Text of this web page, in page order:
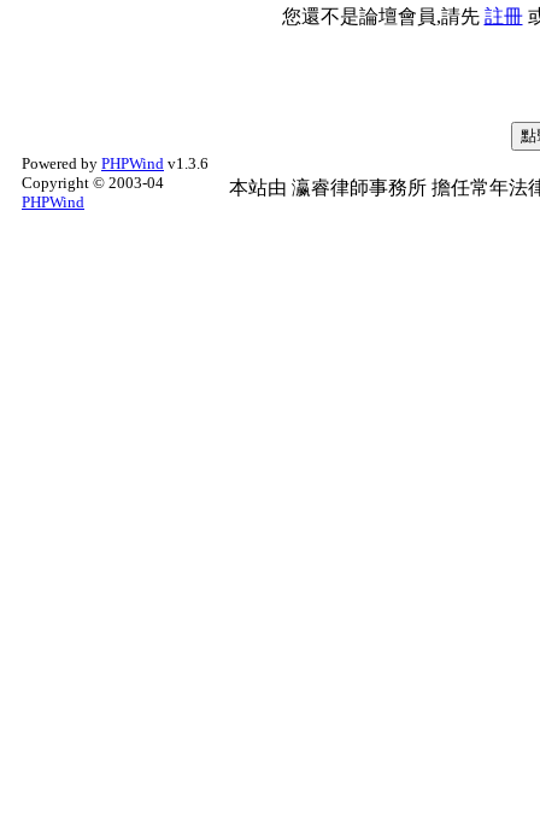
您還不是論壇會員,請先 註冊
Powered by PHPWind v1.3.6
Copyright © 2003-04
PHPWind
本站由 瀛睿律師事務所 擔任常年法